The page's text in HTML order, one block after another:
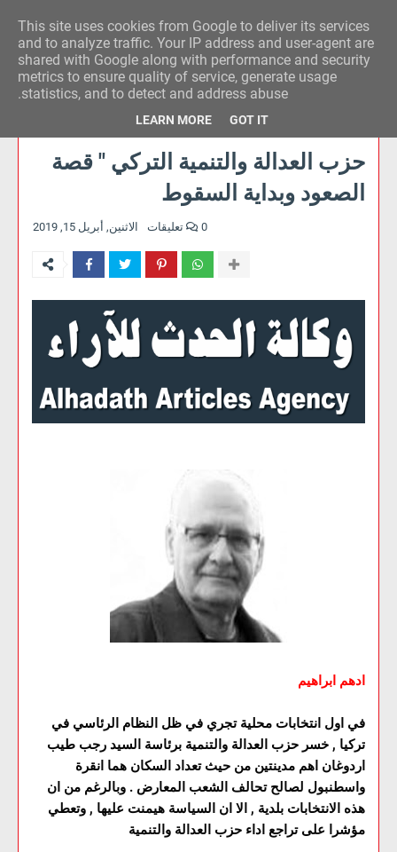
وكالة الحدث للآراء
حزب العدالة والتنمية التركي " قصة
الصعود وبداية السقوط
الاثنين, أبريل 15, 2019 0 تعليقات
ادهم ابراهيم
في اول انتخابات محلية تجري في ظل النظام الرئاسي في
تركيا , خسر حزب العدالة والتنمية برئاسة السيد رجب طيب
اردوغان اهم مدينتين من حيث تعداد السكان هما انقرة
واسطنبول لصالح تحالف الشعب المعارض . وبالرغم من ان
هذه الانتخابات بلدية , الا ان السياسة هيمنت عليها , وتعطي
مؤشرا على تراجع اداء حزب العدالة والتنمية
This site uses cookies from Google to deliver its services
and to analyze traffic. Your IP address and user-agent are
shared with Google along with performance and security
metrics to ensure quality of service, generate usage
statistics, and to detect and address abuse.
LEARN MORE GOT IT